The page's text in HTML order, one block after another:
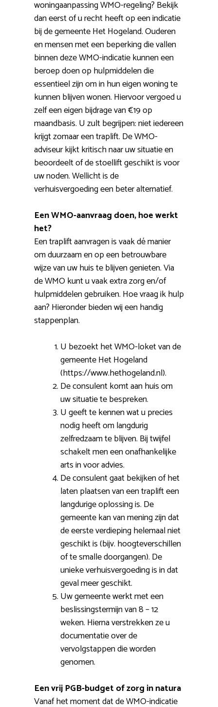
woningaanpassing WMO-regeling? Bekijk
dan eerst of u recht heeft op een indicatie
bij de gemeente Het Hogeland. Ouderen
en mensen met een beperking die vallen
binnen deze WMO-indicatie kunnen een
beroep doen op hulpmiddelen die
essentieel zijn om in hun eigen woning te
kunnen blijven wonen. Hiervoor vergoed u
zelf een eigen bijdrage van €19 op
maandbasis. U zult begrijpen: niet iedereen
krijgt zomaar een traplift. De WMO-
adviseur kijkt kritisch naar uw situatie en
beoordeelt of de stoellift geschikt is voor
uw noden. Wellicht is de
verhuisvergoeding een beter alternatief.
Een WMO-aanvraag doen, hoe werkt
het?
Een traplift aanvragen is vaak dé manier
om duurzaam en op een betrouwbare
wijze van uw huis te blijven genieten. Via
de WMO kunt u vaak extra zorg en/of
hulpmiddelen gebruiken. Hoe vraag ik hulp
aan? Hieronder bieden wij een handig
stappenplan.
U bezoekt het WMO-loket van de
gemeente Het Hogeland
(https://www.hethogeland.nl).
De consulent komt aan huis om
uw situatie te bespreken.
U geeft te kennen wat u precies
nodig heeft om langdurig
zelfredzaam te blijven. Bij twijfel
schakelt men een onafhankelijke
arts in voor advies.
De consulent gaat bekijken of het
laten plaatsen van een traplift een
langdurige oplossing is. De
gemeente kan van mening zijn dat
de eerste verdieping helemaal niet
geschikt is (bijv. hoogteverschillen
of te smalle doorgangen). De
unieke verhuisvergoeding is in dat
geval meer geschikt.
Uw gemeente werkt met een
beslissingstermijn van 8 – 12
weken. Hierna verstrekken ze u
documentatie over de
vervolgstappen die worden
genomen.
Een vrij PGB-budget of zorg in natura
Vanaf het moment dat de WMO-indicatie